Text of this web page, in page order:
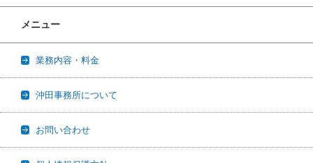
メニュー
業務内容・料金
沖田事務所について
お問い合わせ